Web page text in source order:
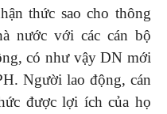
thức sao cho thông
nước với các cán bộ
có như vậy DN mới
Người lao động, cán
được lợi ích của họ